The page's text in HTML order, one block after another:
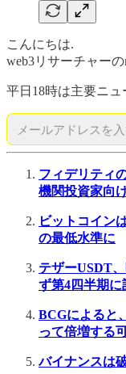
こんにちは.
web3リサーチャーの
平日18時は主要ニュ
フィデリティ
機関投資家向
ビットコイン
の最低水準に
テザーUSDT
ず第4四半期
BCGによると
って倍増する
バイナンスは